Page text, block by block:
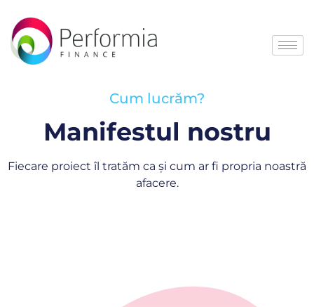
Cum lucrăm?
Manifestul nostru
Fiecare proiect îl tratăm ca și cum ar fi propria noastră
afacere.